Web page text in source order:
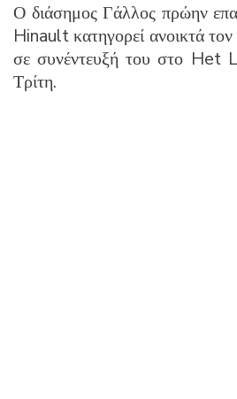
Ο διάσημος Γάλλος πρώην
Hinault κατηγορεί ανοικτά
σε συνέντευξή του στο Het
Τρίτη.